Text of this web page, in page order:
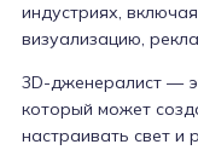
индустриях,
визуализацию,
3D-дженералист —
который может
настраивать свет и